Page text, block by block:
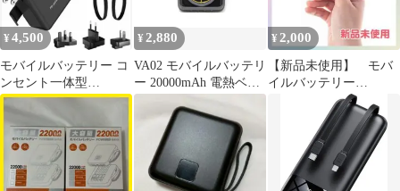
マーク付 過充電・過放
電保護機能や短絡保護
機能搭載 管YN270AZ
¥ 4,500
モバイルバッテリー コ
ンセント一体型
MagSafe Apple Watch対
¥ 2,880
VA02 モバイルバッテリ
ー 20000mAh 電熱ベス
ト 大容量 超小型 軽量
5台同時充電 PSE 5v/2a
ワイヤレス充電対応 ス
マホ充電器 残量表示
¥ 2,000
【新品未使用】 モバ
イルバッテリー
20000mAh PSE認証済 3